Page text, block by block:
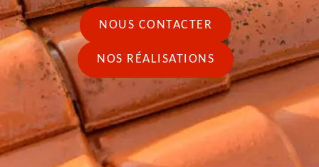
NOUS CONTACTER
NOS RÉALISATIONS